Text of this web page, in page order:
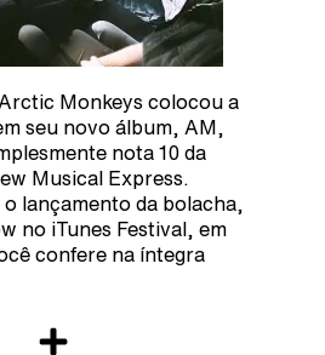
Monkeys colocou a
seu novo álbum, AM,
nota 10 da
Musical Express.
lançamento da bolacha,
no iTunes Festival, em
confere na íntegra